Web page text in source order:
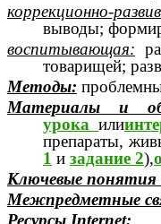
коррекционно-
выводы;
воспитывающая:
товарищей;
Методы:
Материалы и
урокаили
препараты,
1 и задание 2),
Ключевые
Межпредметные
Ресурсы Internet: